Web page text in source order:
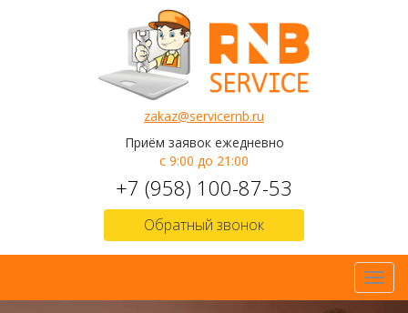
zakaz@servicernb.ru
Приём заявок ежедневно
с 9:00 до 21:00
+7 (958) 100-87-53
Обратный звонок